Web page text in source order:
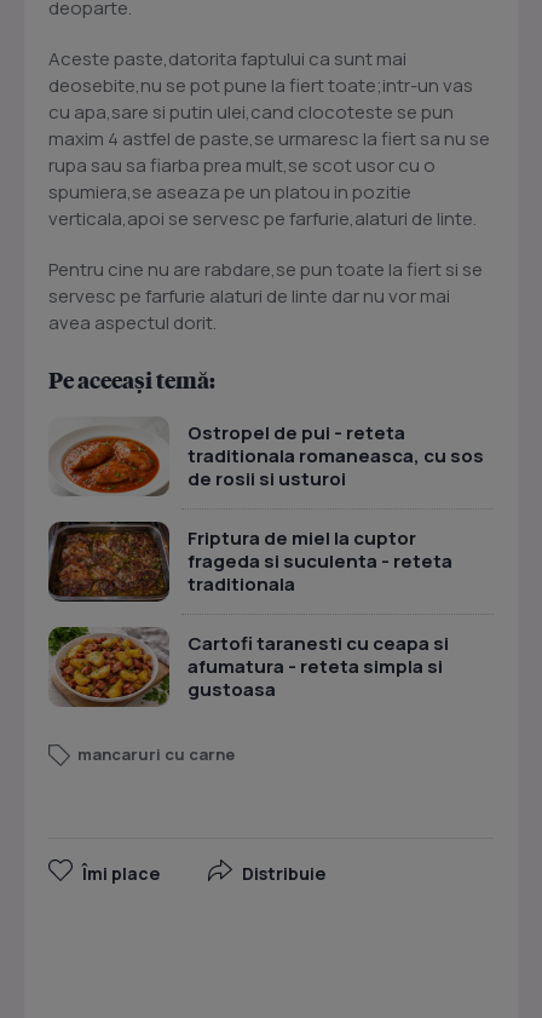
deoparte.
Aceste paste,datorita faptului ca sunt mai
deosebite,nu se pot pune la fiert toate;intr-un vas
cu apa,sare si putin ulei,cand clocoteste se pun
maxim 4 astfel de paste,se urmaresc la fiert sa nu se
rupa sau sa fiarba prea mult,se scot usor cu o
spumiera,se aseaza pe un platou in pozitie
verticala,apoi se servesc pe farfurie,alaturi de linte.
Pentru cine nu are rabdare,se pun toate la fiert si se
servesc pe farfurie alaturi de linte dar nu vor mai
avea aspectul dorit.
Pe aceeași temă:
Ostropel de pui - reteta
traditionala romaneasca, cu sos
de rosii si usturoi
Friptura de miel la cuptor
frageda si suculenta - reteta
traditionala
Cartofi taranesti cu ceapa si
afumatura - reteta simpla si
gustoasa
mancaruri cu carne
Îmi place Distribuie